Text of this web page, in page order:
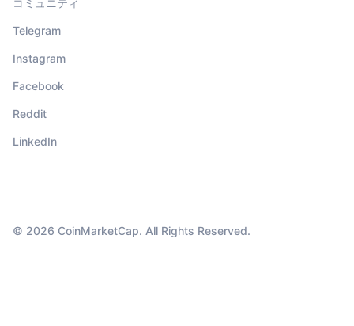
コミュニティ
Telegram
Instagram
Facebook
Reddit
LinkedIn
© 2026 CoinMarketCap. All Rights Reserved.